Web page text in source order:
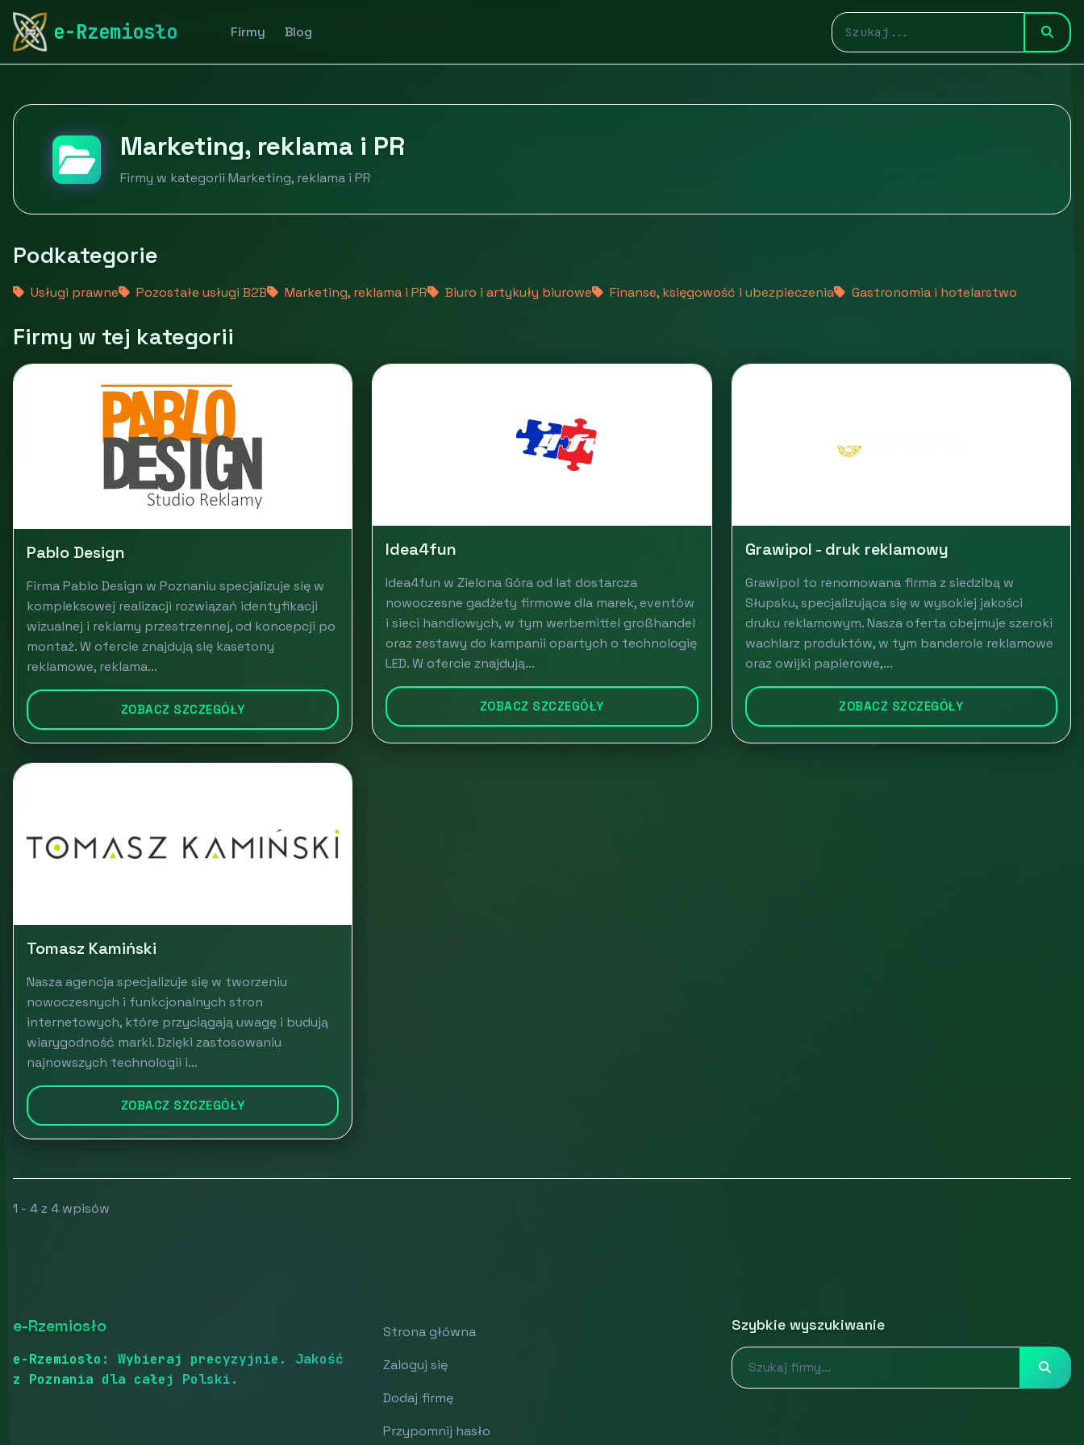
e-Rzemiosło Firmy Blog
rymarstwo-poznan.pl
Marketing, reklama i PR
Firmy w kategorii Marketing, reklama i PR
Podkategorie
Usługi prawne Pozostałe usługi B2B Marketing, reklama i PR Biuro i artykuły biurowe Finanse, księgowość i ubezpieczenia Gastronomia i hotelarstwo
Firmy w tej kategorii
Pablo Design
Firma Pablo Design w Poznaniu specjalizuje się w
kompleksowej realizacji rozwiązań identyfikacji
wizualnej i reklamy przestrzennej, od koncepcji po
montaż. W ofercie znajdują się kasetony
reklamowe, reklama...
ZOBACZ SZCZEGÓŁY
Idea4fun
Idea4fun w Zielona Góra od lat dostarcza
nowoczesne gadżety firmowe dla marek, eventów
i sieci handlowych, w tym werbemittel großhandel
oraz zestawy do kampanii opartych o technologię
LED. W ofercie znajdują...
ZOBACZ SZCZEGÓŁY
Grawipol - druk reklamowy
Grawipol to renomowana firma z siedzibą w
Słupsku, specjalizująca się w wysokiej jakości
druku reklamowym. Nasza oferta obejmuje szeroki
wachlarz produktów, w tym banderole reklamowe
oraz owijki papierowe,...
ZOBACZ SZCZEGÓŁY
Tomasz Kamiński
Nasza agencja specjalizuje się w tworzeniu
nowoczesnych i funkcjonalnych stron
internetowych, które przyciągają uwagę i budują
wiarygodność marki. Dzięki zastosowaniu
najnowszych technologii i...
ZOBACZ SZCZEGÓŁY
1 - 4 z 4 wpisów
e-Rzemiosło
e-Rzemiosło: Wybieraj precyzyjnie. Jakość
z Poznania dla całej Polski.
Strona główna
Zaloguj się
Dodaj firmę
Przypomnij hasło
Szybkie wyszukiwanie